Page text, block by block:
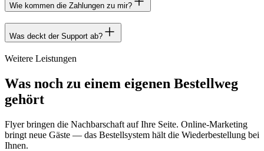
Wie kommen die Zahlungen zu mir?
Was deckt der Support ab?
Weitere Leistungen
Was noch zu einem eigenen Bestellweg
gehört
Flyer bringen die Nachbarschaft auf Ihre Seite. Online-Marketing
bringt neue Gäste — das Bestellsystem hält die Wiederbestellung bei
Ihnen.